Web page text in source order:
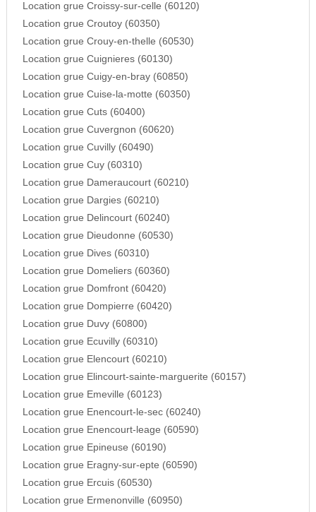
Location grue Croissy-sur-celle (60120)
Location grue Croutoy (60350)
Location grue Crouy-en-thelle (60530)
Location grue Cuignieres (60130)
Location grue Cuigy-en-bray (60850)
Location grue Cuise-la-motte (60350)
Location grue Cuts (60400)
Location grue Cuvergnon (60620)
Location grue Cuvilly (60490)
Location grue Cuy (60310)
Location grue Dameraucourt (60210)
Location grue Dargies (60210)
Location grue Delincourt (60240)
Location grue Dieudonne (60530)
Location grue Dives (60310)
Location grue Domeliers (60360)
Location grue Domfront (60420)
Location grue Dompierre (60420)
Location grue Duvy (60800)
Location grue Ecuvilly (60310)
Location grue Elencourt (60210)
Location grue Elincourt-sainte-marguerite (60157)
Location grue Emeville (60123)
Location grue Enencourt-le-sec (60240)
Location grue Enencourt-leage (60590)
Location grue Epineuse (60190)
Location grue Eragny-sur-epte (60590)
Location grue Ercuis (60530)
Location grue Ermenonville (60950)